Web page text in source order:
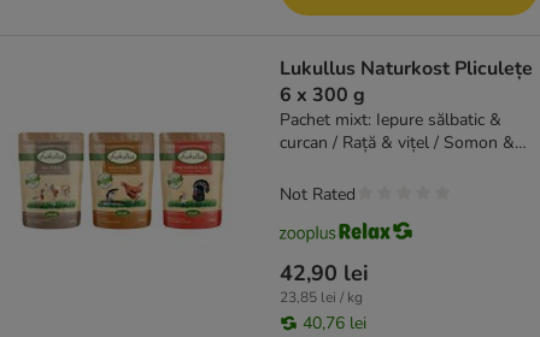
Lukullus Naturkost Pliculețe
6 x 300 g
Pachet mixt: Iepure sălbatic &
curcan / Rață & vițel / Somon &
42,90 lei
23,85 lei / kg
40,76 lei
Not Rated